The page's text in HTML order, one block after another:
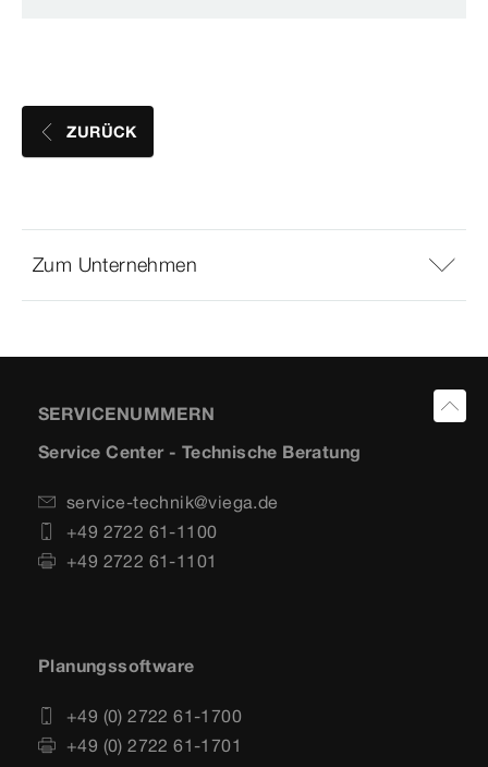
ZURÜCK
Zum Unternehmen
SERVICENUMMERN
Service Center - Technische Beratung
service-technik@viega.de
+49 2722 61-1100
+49 2722 61-1101
Planungssoftware
+49 (0) 2722 61-1700
+49 (0) 2722 61-1701